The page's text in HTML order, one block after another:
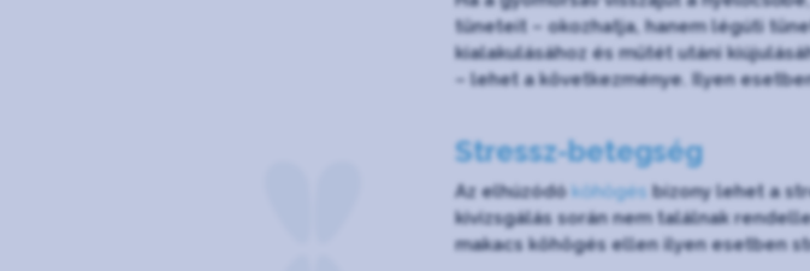
tüneteit – okozhatja, hanem légúti
kialakulásához és műtét utáni
– lehet a következménye. Ilyen
Stressz-betegség
Az elhúzódó köhögés bizony lehet a
kivizsgálás során nem találnak
makacs köhögés ellen ilyen esetben